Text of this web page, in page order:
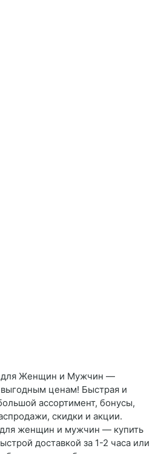
для Женщин и Мужчин —
выгодным ценам! Быстрая и
ассортимент, бонусы,
скидки и акции.
женщин и мужчин — купить
доставкой за 1-2 часа или